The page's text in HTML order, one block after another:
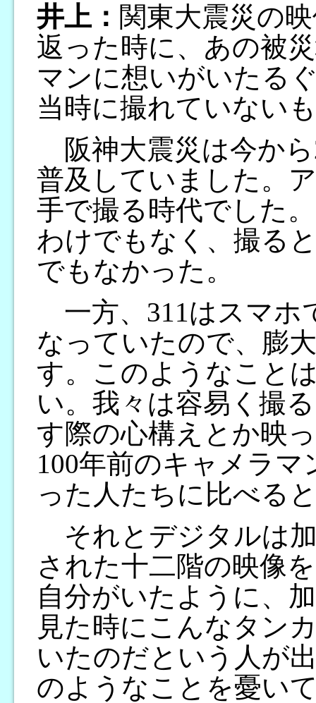
井上： 関東大震災の
返った時に、あの被
マンに想いがいたる
当時に撮れていない
阪神大震災は今か
普及していました。
手で撮る時代でした
わけでもなく、撮る
でもなかった。
一方、311はスマホ
なっていたので、膨
す。このようなこと
い。我々は容易く撮
す際の心構えとか映
100年前のキャメラ
った人たちに比べる
それとデジタルは
された十二階の映像
自分がいたように、
見た時にこんなタン
いたのだという人が
のようなことを憂い